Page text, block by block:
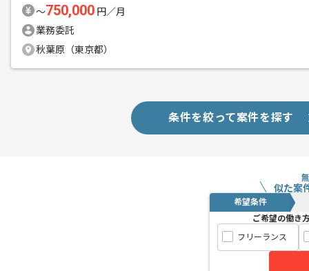
〜750,000 円／月
業務委託
秋葉原（東京都）
条件を絞って案件を探す
似た案
希望条件
ご希望の働き
フリーランス